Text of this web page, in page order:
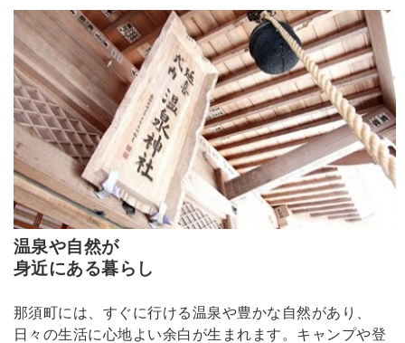
温泉や自然が
身近にある暮らし
那須町には、すぐに行ける温泉や豊かな自然があり、
日々の生活に心地よい余白が生まれます。キャンプや登